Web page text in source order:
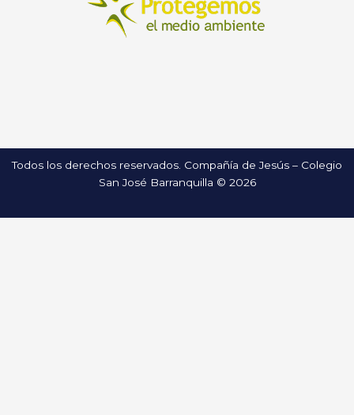
Todos los derechos reservados. Compañía de Jesús – Colegio
San José Barranquilla © 2026